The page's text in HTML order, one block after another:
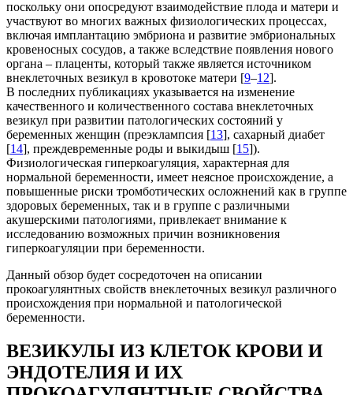
поскольку они опосредуют взаимодействие плода и матери и
участвуют во многих важных физиологических процессах,
включая имплантацию эмбриона и развитие эмбриональных
кровеносных сосудов, а также вследствие появления нового
органа – плаценты, который также является источником
внеклеточных везикул в кровотоке матери [9–12].
В последних публикациях указывается на изменение
качественного и количественного состава внеклеточных
везикул при развитии патологических состояний у
беременных женщин (преэклампсия [13], сахарный диабет
[14], преждевременные роды и выкидыш [15]).
Физиологическая гиперкоагуляция, характерная для
нормальной беременности, имеет неясное происхождение, а
повышенные риски тромботических осложнений как в группе
здоровых беременных, так и в группе с различными
акушерскими патологиями, привлекает внимание к
исследованию возможных причин возникновения
гиперкоагуляции при беременности.
Данный обзор будет сосредоточен на описании
прокоагулянтных свойств внеклеточных везикул различного
происхождения при нормальной и патологической
беременности.
ВЕЗИКУЛЫ ИЗ КЛЕТОК КРОВИ И
ЭНДОТЕЛИЯ И ИХ